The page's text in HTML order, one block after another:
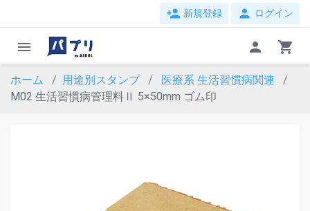
person_add 新規登録 person ログイン
menu person shopping_cart
ホーム 用途別スタンプ 医療系 生活習慣病関連
M02 生活習慣病管理料Ⅱ 5×50mm ゴム印